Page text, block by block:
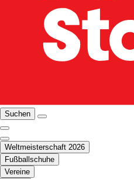
Suchen
Weltmeisterschaft 2026
Fußballschuhe
Vereine